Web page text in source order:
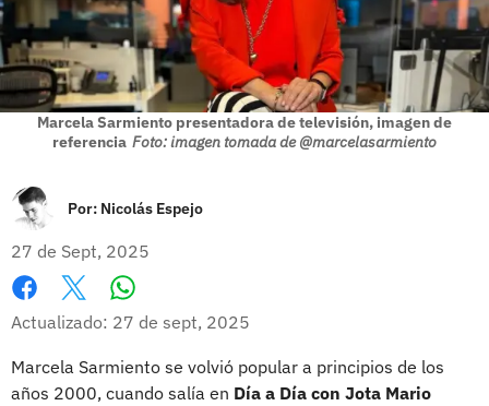
Marcela Sarmiento presentadora de televisión, imagen de
referencia Foto: imagen tomada de @marcelasarmiento
Por: Nicolás Espejo
27 de Sept, 2025
Facebook
X
Actualizado: 27 de sept, 2025
Marcela Sarmiento se volvió popular a principios de los
años 2000, cuando salía en Día a Día con Jota Mario